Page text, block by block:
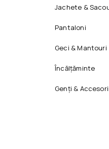
Jachete &
Pantaloni
Geci & Mantouri
Încălțăminte
Genți &